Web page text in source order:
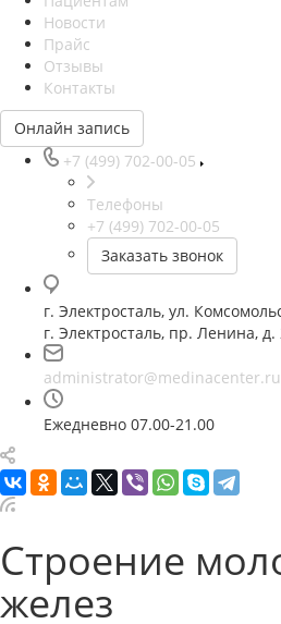
Новости
Прайс
Отзывы
Контакты
Онлайн запись
+7 (499) 702-00-05
Телефоны
+7 (499) 702-00-05
Заказать звонок
г. Электросталь, ул.
г. Электросталь, пр. Ленина, д.
administrator@medinacenter.ru
Ежедневно 07.00-21.00
Строение
желез